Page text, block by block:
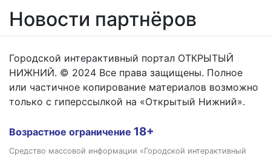
Новости партнёров
Городской интерактивный портал ОТКРЫТЫЙ
НИЖНИЙ. © 2024 Все права защищены. Полное
или частичное копирование материалов возможно
только с гиперссылкой на «Открытый Нижний».
Возрастное ограничение 18+
Средство массовой информации «Городской интерактивный